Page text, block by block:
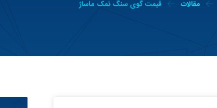
مقالات قیمت گوی سنگ نمک ماساژ